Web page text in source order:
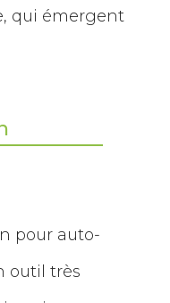
qui émergent
pour auto-
outil très